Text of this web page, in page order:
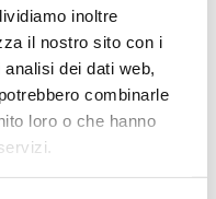
inoltre
il nostro sito con i
dei dati web,
combinarle
loro o che hanno
BJ007 B